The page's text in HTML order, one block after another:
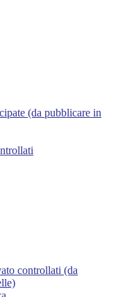
(da pubblicare in
controllati (da